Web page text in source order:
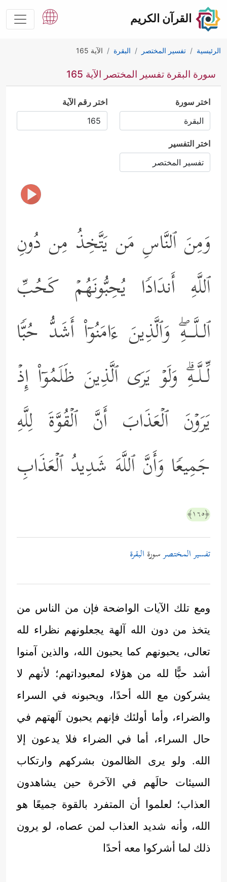
القرآن الكريم
الرئيسية تفسير المختصر البقرة الآية 165
سورة البقرة تفسير المختصر الآية 165
اختر سورة اختر رقم الآية
اختر التفسير
وَمِنَ ٱلنَّاسِ مَن یَتَّخِذُ مِن دُونِ
ٱللَّهِ أَندَادࣰا یُحِبُّونَهُمۡ كَحُبِّ
ٱلـلَّــهِۖ وَٱلَّذِینَ ءَامَنُوۤاْ أَشَدُّ حُبࣰّا
لِّـلَّـهِۗ وَلَوۡ یَرَى ٱلَّذِینَ ظَلَمُوۤاْ إِذۡ
یَرَوۡنَ ٱلۡعَذَابَ أَنَّ ٱلۡقُوَّةَ لِلَّهِ
جَمِیعࣰا وَأَنَّ ٱللَّهَ شَدِیدُ ٱلۡعَذَابِ
﴿١٦٥﴾
تفسير المختصرسورة البقرة
ومع تلك الآيات الواضحة فإن من الناس من
يتخذ من دون الله آلهة يجعلونهم نظراء لله
تعالى، يحبونهم كما يحبون الله، والذين آمنوا
أشد حبًّا لله من هؤلاء لمعبوداتهم؛ لأنهم لا
يشركون مع الله أحدًا، ويحبونه في السراء
والضراء، وأما أولئك فإنهم يحبون آلهتهم في
حال السراء، أما في الضراء فلا يدعون إلا
الله. ولو يرى الظالمون بشركهم وارتكاب
السيئات حالَهم في الآخرة حين يشاهدون
العذاب؛ لعلموا أن المتفرد بالقوة جميعًا هو
الله، وأنه شديد العذاب لمن عصاه، لو يرون
ذلك لما أشركوا معه أحدًا